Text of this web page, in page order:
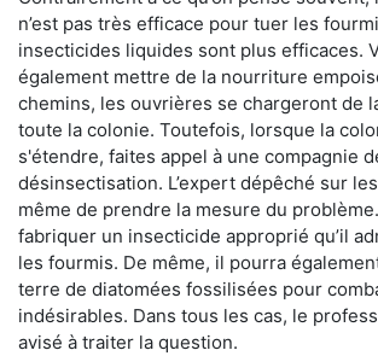
n’est pas très efficace pour tuer les
insecticides liquides sont plus efficaces.
également mettre de la nourriture
chemins, les ouvrières se chargeront de
toute la colonie. Toutefois, lorsque la
s'étendre, faites appel à une compagnie
désinsectisation. L’expert dépêché sur
même de prendre la mesure du
fabriquer un insecticide approprié qu’il
les fourmis. De même, il pourra
terre de diatomées fossilisées pour
indésirables. Dans tous les cas, le
avisé à traiter la question.